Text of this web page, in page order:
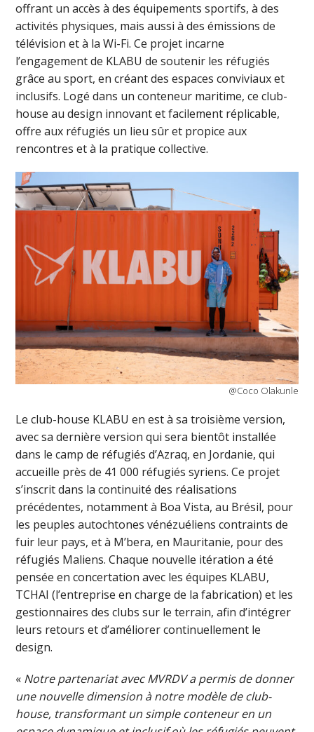
offrant un accès à des équipements sportifs, à des
activités physiques, mais aussi à des émissions de
télévision et à la Wi-Fi. Ce projet incarne
l’engagement de KLABU de soutenir les réfugiés
grâce au sport, en créant des espaces conviviaux et
inclusifs. Logé dans un conteneur maritime, ce club-
house au design innovant et facilement réplicable,
offre aux réfugiés un lieu sûr et propice aux
rencontres et à la pratique collective.
@Coco Olakunle
Le club-house KLABU en est à sa troisième version,
avec sa dernière version qui sera bientôt installée
dans le camp de réfugiés d’Azraq, en Jordanie, qui
accueille près de 41 000 réfugiés syriens. Ce projet
s’inscrit dans la continuité des réalisations
précédentes, notamment à Boa Vista, au Brésil, pour
les peuples autochtones vénézuéliens contraints de
fuir leur pays, et à M’bera, en Mauritanie, pour des
réfugiés Maliens. Chaque nouvelle itération a été
pensée en concertation avec les équipes KLABU,
TCHAI (l’entreprise en charge de la fabrication) et les
gestionnaires des clubs sur le terrain, afin d’intégrer
leurs retours et d’améliorer continuellement le
design.
« Notre partenariat avec MVRDV a permis de donner
une nouvelle dimension à notre modèle de club-
house, transformant un simple conteneur en un